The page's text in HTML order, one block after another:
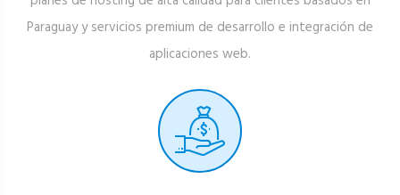
Paraguay y servicios premium de desarrollo e integración de
aplicaciones web.